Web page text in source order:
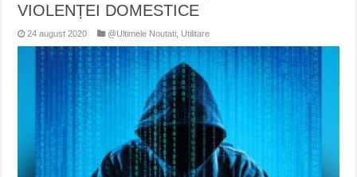
VIOLENȚEI DOMESTICE
24 august 2020 @Ultimele Noutati Utilitare